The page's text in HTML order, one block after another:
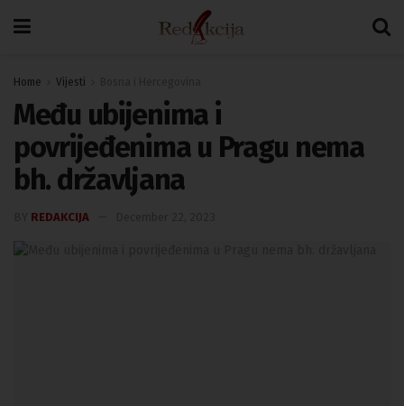
Home Vijesti
Među ubijenima i
povrijeđenima u Pragu nema
bh. državljana
REDAKCIJA